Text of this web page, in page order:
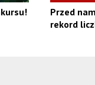
Przed
rekord